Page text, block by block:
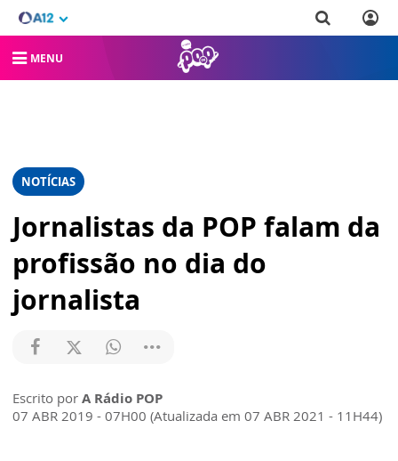
MENU
NOTÍCIAS
Jornalistas da POP falam da
profissão no dia do
jornalista
Escrito por A Rádio POP
07 ABR 2019 - 07H00 (Atualizada em 07 ABR 2021 - 11H44)